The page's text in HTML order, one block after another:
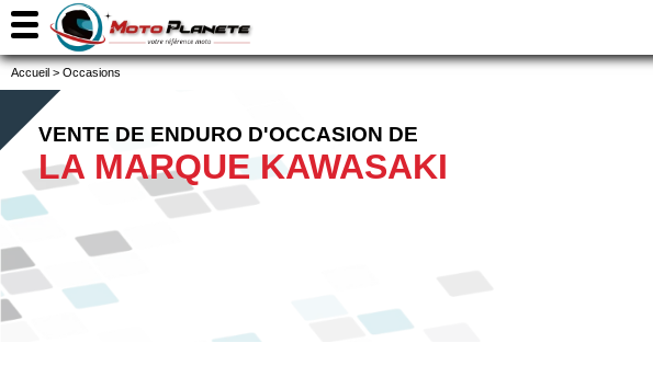
Accueil > Occasions
VENTE DE ENDURO D'OCCASION DE
LA MARQUE KAWASAKI